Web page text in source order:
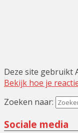
Deze site gebruikt
Bekijk hoe je
Zoeken naar:
Sociale media